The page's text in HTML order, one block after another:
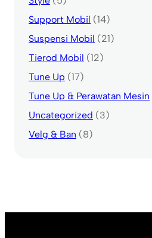
Support Mobil (14)
Suspensi Mobil (21)
Tierod Mobil (12)
Tune Up (17)
Tune Up & Perawatan Mesin
Uncategorized (3)
Velg & Ban (8)